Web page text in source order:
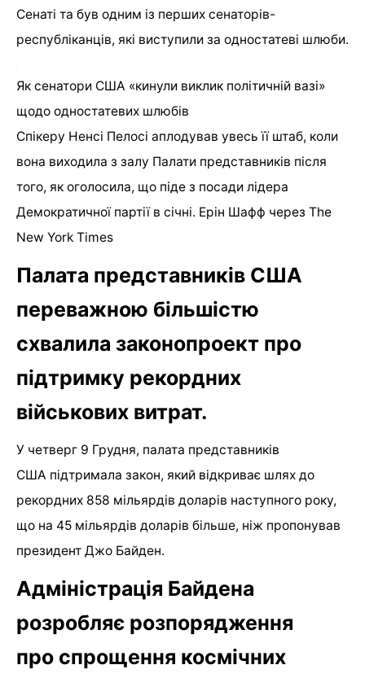
Сенаті та був одним із перших сенаторів-
республіканців, які виступили за одностатеві шлюби.
Як сенатори США «кинули виклик політичній вазі»
щодо одностатевих шлюбів
Спікеру Ненсі Пелосі аплодував увесь її штаб, коли
вона виходила з залу Палати представників після
того, як оголосила, що піде з посади лідера
Демократичної партії в січні. Ерін Шафф через The
New York Times
Палата представників США
переважною більшістю
схвалила законопроект про
підтримку рекордних
військових витрат.
У четверг 9 Грудня, палата представників
США підтримала закон, який відкриває шлях до
рекордних 858 мільярдів доларів наступного року,
що на 45 мільярдів доларів більше, ніж пропонував
президент Джо Байден.
Адміністрація Байдена
розробляє розпорядження
про спрощення космічних